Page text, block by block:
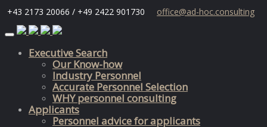
+43 2173 20066 / +49 2422 901730
office@ad-hoc.consulting
Skip
contentExecutive Search
Our Know-how
Industry Personnel
Accurate Personnel Selection
WHY personnel consulting
Applicants
Personnel advice for applicants